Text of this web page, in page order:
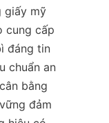
giấy mỹ
cung cấp
đáng tin
chuẩn an
bằng
đảm